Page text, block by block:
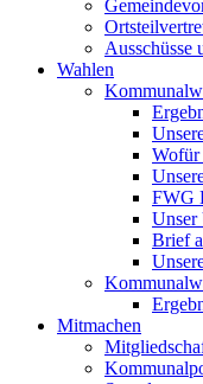
Ausschüsse
Wahlen
Wofür
FWG
Unser
Brief
Mitmachen